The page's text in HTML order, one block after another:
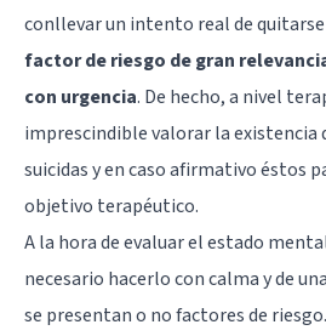
conllevar un intento real de quitarse
factor de riesgo de gran
con urgencia. De hecho, a nivel
imprescindible valorar la existencia
suicidas y en caso afirmativo éstos
objetivo terapéutico.
A la hora de evaluar el estado
necesario hacerlo con calma y de
se presentan o no factores de